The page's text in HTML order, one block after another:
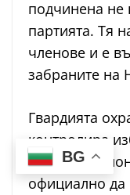
подчинена не
партията. Тя
членове и е
забраните на
Гвардията
контролира
над
официално да
BG